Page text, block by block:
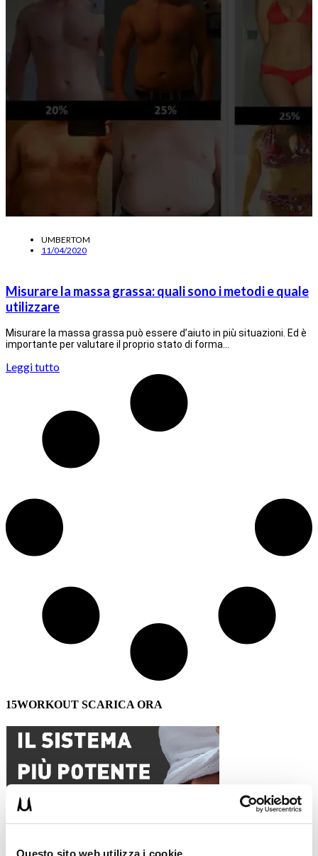
Questo sito web utilizza i cookie
UMBERTOM
11/04/2020
Misurare la massa grassa: quali sono i metodi e quale
utilizzare
Misurare la massa grassa può essere d’aiuto in più situazioni. Ed è
importante per valutare il proprio stato di forma…
Leggi tutto
15WORKOUT SCARICA ORA